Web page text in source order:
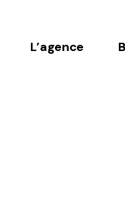
L’agence